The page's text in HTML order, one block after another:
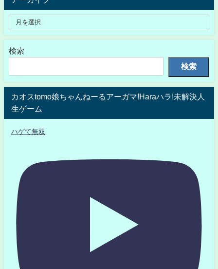
検索
検索
カオスtomo娘ちゃんねーるアーガマ!Haraハラ!未解決人
生ゲーム
ハゲて無双